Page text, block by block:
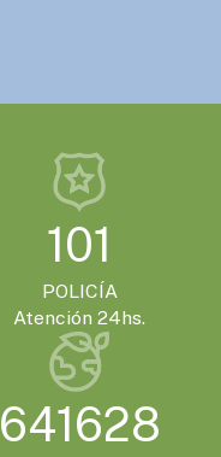
101
POLICÍA
Atención 24hs.
641628